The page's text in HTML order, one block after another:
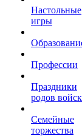
Настольные
игры
Профессии
Праздники
родов войск
Семейные
торжества